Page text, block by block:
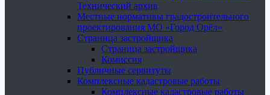
Технический архив
Местные нормативы градостроительного
проектирования МО «Город Орёл»
Страница застройщика
Страница застройщика
Комиссия
Публичные сервитуты
Комплексные кадастровые работы
Комплексные кадастровые работы